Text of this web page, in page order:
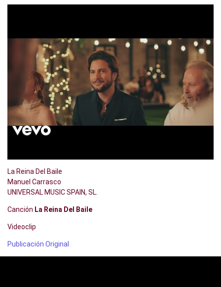
La Reina Del Baile
Manuel Carrasco
UNIVERSAL MUSIC SPAIN, SL.
Canción La Reina Del Baile
Videoclip
Publicación Original